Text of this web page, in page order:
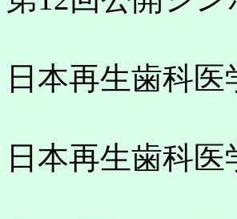
日本再生歯科医
日本再生歯科